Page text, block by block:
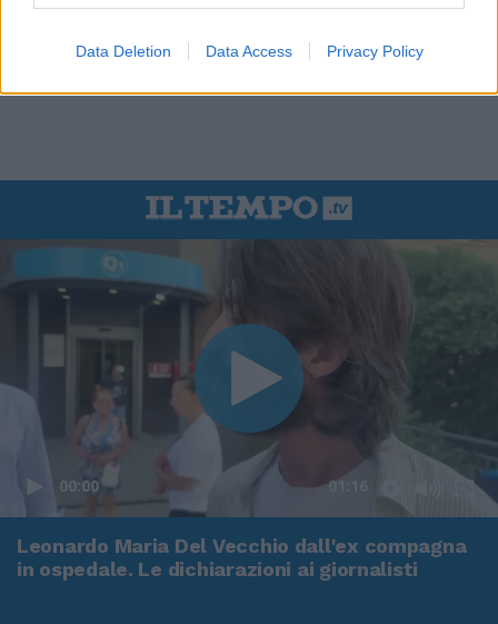
Data Deletion Data Access Privacy Policy
00:00 01:16
Leonardo Maria Del Vecchio dall'ex compagna
in ospedale. Le dichiarazioni ai giornalisti